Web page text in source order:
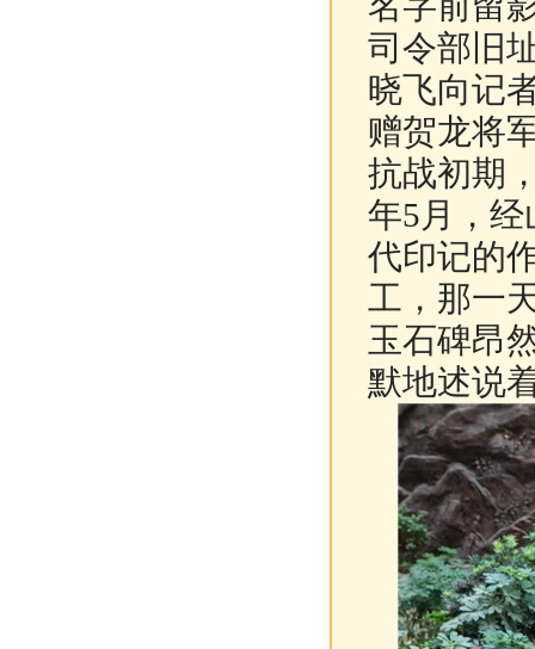
司令部旧
晓飞向记
赠贺龙将
抗战初期
年5月，
代印记的
工，那一
玉石碑昂
默地述说